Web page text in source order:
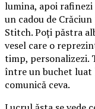
lumina, apoi rafinezi
un cadou de
Stitch. Poți păstra
vesel care o
timp, personalizezi.
între un buchet luat
comunică ceva.